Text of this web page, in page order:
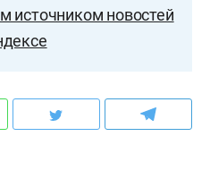
источником новостей